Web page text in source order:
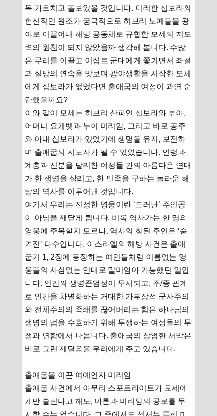
목 가르치고 돌보았을 것입니다. 이러한 십보라의
헌신적인 원조가 궁극적으로 히브리 노예들을 광
야로 이끌어내 해방 공동체로 규합한 모세의 지도
력의 원천이 되지 않았을까 생각해 봅니다. 수많
은 무리를 이끌고 이집트 군대에게 쫓기면서 좌절
과 실망의 연속을 맛보며 광야생활을 시작한 모세
에게 십보라가 없었다면 출애굽의 여정이 과연 순
탄했을까요?
이와 같이 모세는 히브리 산파인 십보라와 부아,
어머니 요게벳과 누이 미리암, 그리고 바로 공주
와 아내 십보라가 있었기에 생명을 유지, 보전하
며 출애굽의 지도자가 될 수 있었습니다. 연령과
계층과 신분을 달리한 여성들 간의 아름다운 연대
가 한 생명을 살리고, 한 민족을 구하는 놀라운 해
방의 역사를 이루어낸 것입니다.
여기서 우리는 진정한 영웅이란 ‘드러난’ 주인공
이 아님을 깨닫게 됩니다. 비록 역사가는 한 명의
영웅에 주목할지 모르나, 역사의 참된 주인은 ‘숨
겨진’ 다수입니다. 이스라엘의 해방 사건은 출애
굽기 1, 2장에 등장하는 여인들처럼 이름없는 영
웅들의 사심없는 연대로 말미암아 가능했던 일입
니다. 인간의 생명존엄성이 무시되고, 주/종 관계
로 인간을 차별화하는 거대한 가부장적 군사주의
와 전체주의의 족쇄를 끊어버리는 힘은 하나님의
생명의 법을 수호하기 위해 투쟁하는 여성들의 투
쟁과 연합에서 나옵니다. 출애굽의 장엄한 서막은
바로 그런 깨달음을 우리에게 주고 있습니다.
출애굽을 이끈 여예언자 미리암
출애굽 사건에서 아무리 스포트라이트가 모세에
게만 쏠린다고 해도, 아론과 미리암의 공로를 무
시할 수는 없습니다. 그 중에서도 성서는 특히 미